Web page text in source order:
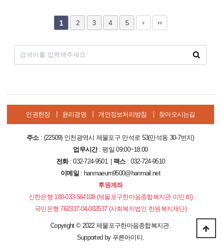
1 2 3 4 5
인권헌장 윤리경영 개인정보처리방침 찾아오시는길
주소: (22509) 인천광역시 제물포구 만석로 53(만석동 30-7번지)
업무시간: 평일 09:00~18:00
전화: 032-724-9501 |팩스: 032-724-9510
이메일 : hanmaeum9500@hanmail.net
후원계좌
신한은행 100-033-564108 (제물포구한마음종합복지관 이민희)
국민은행 762337-04-002537 (사회복지법인 한원복지재단)
Copyright ©2022 제물포구한마음종합복지관.
Supported by 푸른아이티.